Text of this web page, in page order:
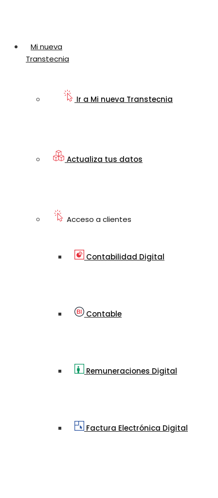
Mi nueva
Transtecnia
Ir a Mi nueva Transtecnia
Actualiza tus datos
Acceso a clientes
Contabilidad Digital
Contable
Remuneraciones Digital
Factura Electrónica Digital